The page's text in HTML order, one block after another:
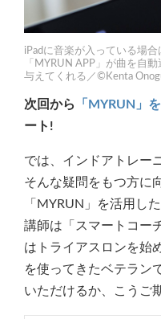
iPadに音楽が入っている場
「MYRUN APP」が曲を自
与えてくれる／©Kenta
次回から 「MYRUN」
ート!
では、インドアトレー
そんな疑問をもつ方に
「MYRUN」を活用し
講師は「スマートコー
はトライアスロンを始
を使ってきたベテラン
いただけるか、こうご